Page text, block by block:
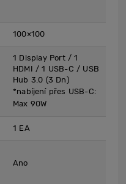
100×100
1 Display Port / 1
HDMI / 1 USB-C / USB
Hub 3.0 (3 Dn)
*nabíjení přes USB-C:
Max 90W
1 EA
Ano